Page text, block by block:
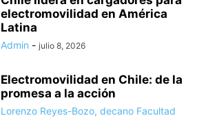
electromovilidad en América
Latina
Admin - julio 8, 2026
Electromovilidad en Chile: de la
promesa a la acción
Lorenzo Reyes-Bozo, decano Facultad